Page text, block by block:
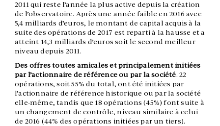
2011 qui reste l’année la plus active depuis la création
de l’observatoire. Après une année faible en 2016 avec
5,4 milliards d’euros, le montant de capital acquis à la
suite des opérations de 2017 est reparti à la hausse et a
atteint 14,3 milliards d’euros soit le second meilleur
niveau depuis 2011.
Des offres toutes amicales et principalement initiées
par l’actionnaire de référence ou par la société. 22
opérations, soit 55% du total, ont été initiées par
l’actionnaire de référence historique ou par la société
elle-même, tandis que 18 opérations (45%) font suite à
un changement de contrôle, niveau similaire à celui
de 2016 (44% des opérations initiées par un tiers).